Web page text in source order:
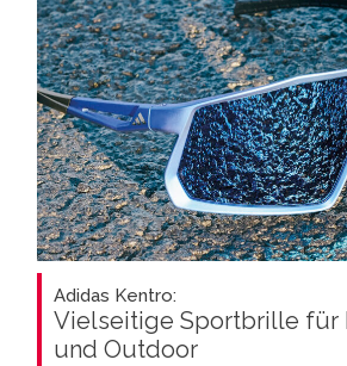
Adidas Kentro:
Vielseitige Sportbrille für
und Outdoor